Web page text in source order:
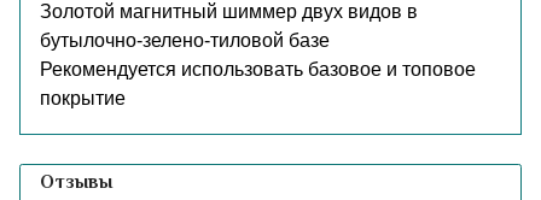
Золотой магнитный шиммер двух видов в
бутылочно-зелено-тиловой базе
Рекомендуется использовать базовое и топовое
покрытие
Отзывы